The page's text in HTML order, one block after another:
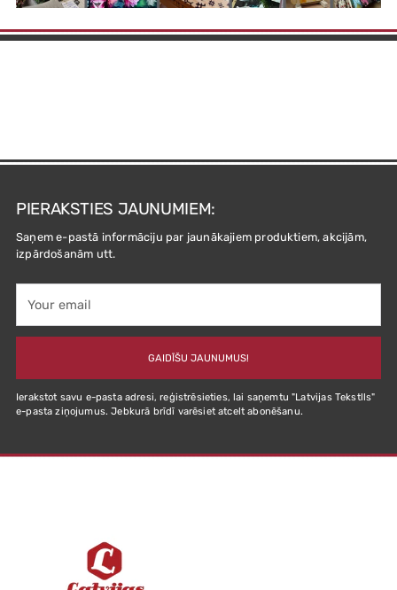
PIERAKSTIES JAUNUMIEM:
Saņem e-pastā informāciju par jaunākajiem produktiem, akcijām,
izpārdošanām utt.
email
GAIDĪŠU JAUNUMUS!
Ierakstot savu e-pasta adresi, reģistrēsieties, lai saņemtu "Latvijas Tekstlls"
e-pasta ziņojumus. Jebkurā brīdī varēsiet atcelt abonēšanu.